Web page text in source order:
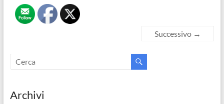
Successivo →
Archivi